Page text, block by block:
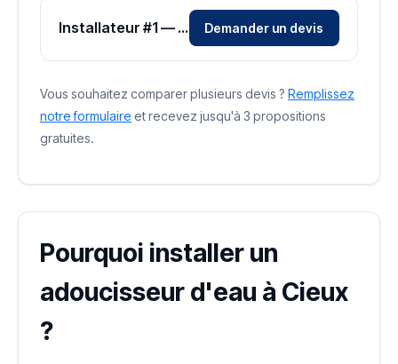
Installateur #1 — Zone Haute-Vienne Demander un devis
Vous souhaitez comparer plusieurs devis ? Remplissez
notre formulaire et recevez jusqu'à 3 propositions
gratuites.
Pourquoi installer un
adoucisseur d'eau à Cieux
?